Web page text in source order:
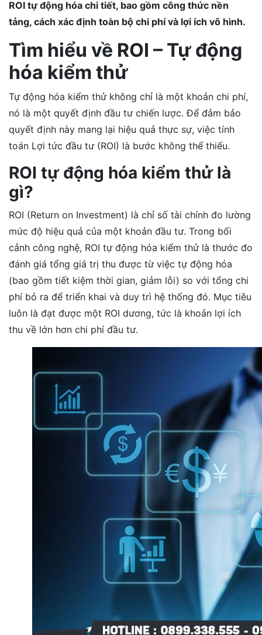
ROI tự động hóa chi tiết, bao gồm công thức nền
tảng, cách xác định toàn bộ chi phí và lợi ích vô hình.
Tìm hiểu về ROI – Tự động
hóa kiểm thử
Tự động hóa kiểm thử không chỉ là một khoản chi phí,
nó là một quyết định đầu tư chiến lược. Để đảm bảo
quyết định này mang lại hiệu quả thực sự, việc tính
toán Lợi tức đầu tư (ROI) là bước không thể thiếu.
ROI tự động hóa kiểm thử là
gì?
ROI (Return on Investment) là chỉ số tài chính đo lường
mức độ hiệu quả của một khoản đầu tư. Trong bối
cảnh công nghệ, ROI tự động hóa kiểm thử là thước đo
đánh giá tổng giá trị thu được từ việc tự động hóa
(bao gồm tiết kiệm thời gian, giảm lỗi) so với tổng chi
phí bỏ ra để triển khai và duy trì hệ thống đó. Mục tiêu
luôn là đạt được một ROI dương, tức là khoản lợi ích
thu về lớn hơn chi phí đầu tư.